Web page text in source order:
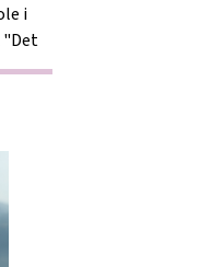
i
"Det